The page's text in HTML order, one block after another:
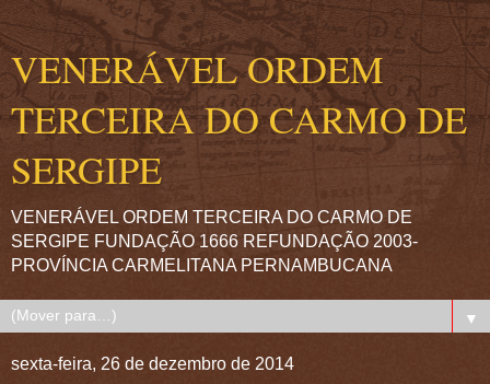
VENERÁVEL ORDEM
TERCEIRA DO CARMO DE
SERGIPE
VENERÁVEL ORDEM TERCEIRA DO CARMO DE
SERGIPE FUNDAÇÃO 1666 REFUNDAÇÃO 2003-
PROVÍNCIA CARMELITANA PERNAMBUCANA
▼
sexta-feira, 26 de dezembro de 2014